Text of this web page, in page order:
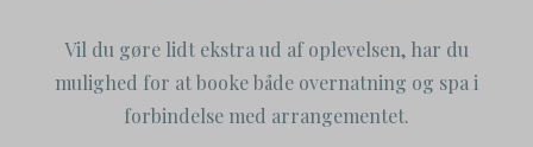
Vil du gøre lidt ekstra ud af oplevelsen, har du
mulighed for at booke både overnatning og spa i
forbindelse med arrangementet.